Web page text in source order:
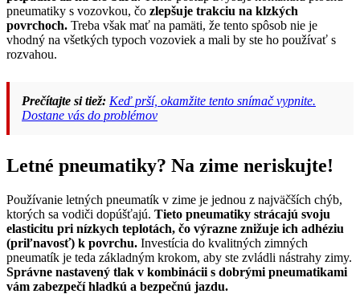
pneumatiky s vozovkou, čo zlepšuje trakciu na klzkých
povrchoch. Treba však mať na pamäti, že tento spôsob nie je
vhodný na všetkých typoch vozoviek a mali by ste ho používať s
rozvahou.
Prečítajte si tiež: Keď prší, okamžite tento snímač vypnite.
Dostane vás do problémov
Letné pneumatiky? Na zime neriskujte!
Používanie letných pneumatík v zime je jednou z najväčších chýb,
ktorých sa vodiči dopúšťajú. Tieto pneumatiky strácajú svoju
elasticitu pri nízkych teplotách, čo výrazne znižuje ich adhéziu
(priľnavosť) k povrchu. Investícia do kvalitných zimných
pneumatík je teda základným krokom, aby ste zvládli nástrahy zimy.
Správne nastavený tlak v kombinácii s dobrými pneumatikami
vám zabezpečí hladkú a bezpečnú jazdu.